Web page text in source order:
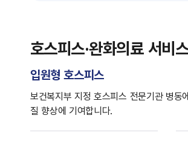
호스피스·완화의료 서비
입원형 호스피스
보건복지부 지정 호스피스 전문기관 병동
질 향상에 기여합니다.